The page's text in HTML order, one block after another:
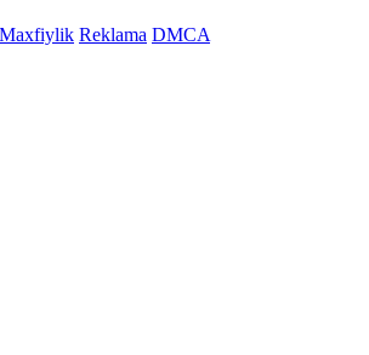
Maxfiylik Reklama DMCA